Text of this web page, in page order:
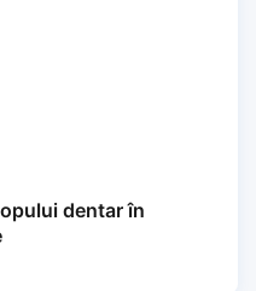
dentar în